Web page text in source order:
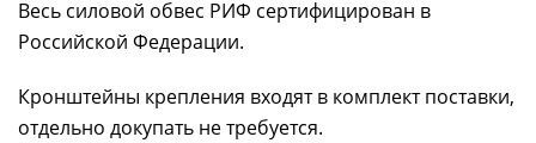
Весь силовой обвес РИФ сертифицирован в
Российской Федерации.
Кронштейны крепления входят в комплект поставки,
отдельно докупать не требуется.